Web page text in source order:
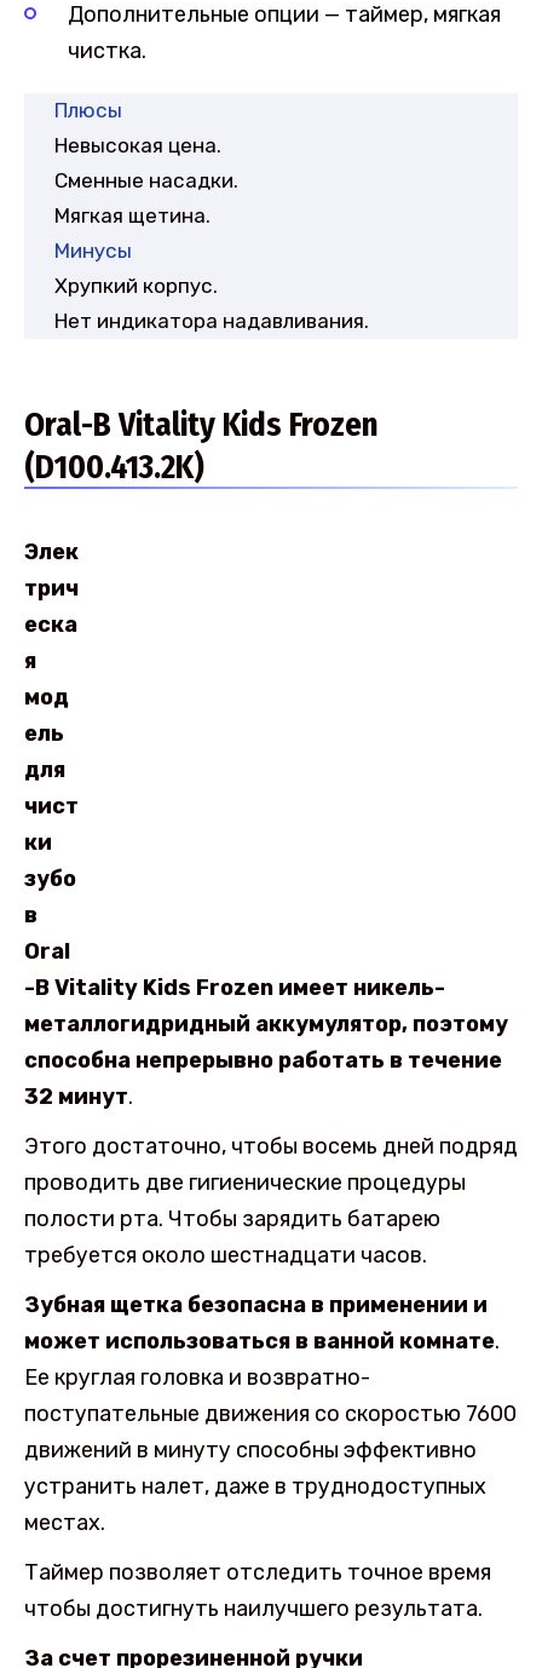
Дополнительные опции — таймер, мягкая
чистка.
Плюсы
Невысокая цена.
Сменные насадки.
Мягкая щетина.
Минусы
Хрупкий корпус.
Нет индикатора надавливания.
Oral-B Vitality Kids Frozen
(D100.413.2K)
Элек
трич
еска
я
мод
ель
для
чист
ки
зубо
в
Oral
-B Vitality Kids Frozen имеет никель-
металлогидридный аккумулятор, поэтому
способна непрерывно работать в течение
32 минут.
Этого достаточно, чтобы восемь дней подряд
проводить две гигиенические процедуры
полости рта. Чтобы зарядить батарею
требуется около шестнадцати часов.
Зубная щетка безопасна в применении и
может использоваться в ванной комнате.
Ее круглая головка и возвратно-
поступательные движения со скоростью 7600
движений в минуту способны эффективно
устранить налет, даже в труднодоступных
местах.
Таймер позволяет отследить точное время
чтобы достигнуть наилучшего результата.
За счет прорезиненной ручки